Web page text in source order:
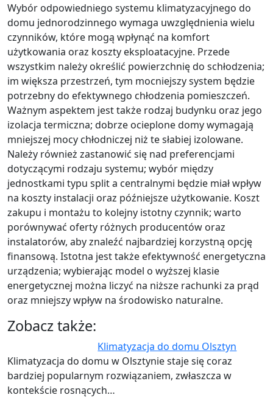
Wybór odpowiedniego systemu klimatyzacyjnego do
domu jednorodzinnego wymaga uwzględnienia wielu
czynników, które mogą wpłynąć na komfort
użytkowania oraz koszty eksploatacyjne. Przede
wszystkim należy określić powierzchnię do schłodzenia;
im większa przestrzeń, tym mocniejszy system będzie
potrzebny do efektywnego chłodzenia pomieszczeń.
Ważnym aspektem jest także rodzaj budynku oraz jego
izolacja termiczna; dobrze ocieplone domy wymagają
mniejszej mocy chłodniczej niż te słabiej izolowane.
Należy również zastanowić się nad preferencjami
dotyczącymi rodzaju systemu; wybór między
jednostkami typu split a centralnymi będzie miał wpływ
na koszty instalacji oraz późniejsze użytkowanie. Koszt
zakupu i montażu to kolejny istotny czynnik; warto
porównywać oferty różnych producentów oraz
instalatorów, aby znaleźć najbardziej korzystną opcję
finansową. Istotna jest także efektywność energetyczna
urządzenia; wybierając model o wyższej klasie
energetycznej można liczyć na niższe rachunki za prąd
oraz mniejszy wpływ na środowisko naturalne.
Zobacz także:
Klimatyzacja do domu Olsztyn
Klimatyzacja do domu w Olsztynie staje się coraz
bardziej popularnym rozwiązaniem, zwłaszcza w
kontekście rosnących…